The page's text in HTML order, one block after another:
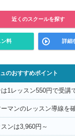
近くのスクールを探す
料 詳細
のおすすめポイント
1レッスン550円で受講
マンのレッスン導線を
ンは3,960円～